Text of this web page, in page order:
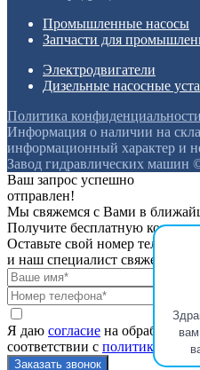
Промышленные насосы
Запчасти для
Электродвигатели
Дизельные насосные
Политика конфиденциальности
Информация о наличии на
информационный характер и
Завод гидравлических машин
Ваш запрос успешно
отправлен!
Мы свяжемся с Вами в
Получите бесплатную
Оставьте свой номер телефона
и наш специалист свяжется с
Я даю согласие на обработку
соответствии с политикой